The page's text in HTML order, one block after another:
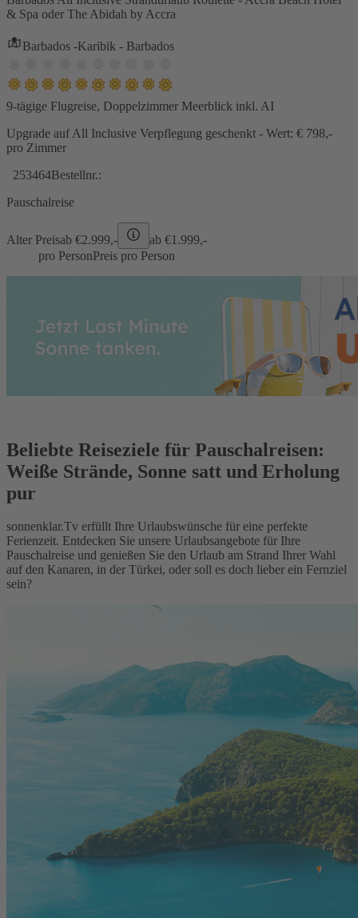
& Spa oder The Abidah by Accra
Barbados -Karibik - Barbados
9-tägige Flugreise, Doppelzimmer Meerblick inkl. AI
Upgrade auf All Inclusive Verpflegung geschenkt - Wert: € 798,-
pro Zimmer
253464Bestellnr.:
Pauschalreise
Alter Preisab €2.999,- ab €1.999,-
pro PersonPreis pro Person
Beliebte Reiseziele für Pauschalreisen:
Weiße Strände, Sonne satt und Erholung
pur
sonnenklar.Tv erfüllt Ihre Urlaubswünsche für eine perfekte
Ferienzeit. Entdecken Sie unsere Urlaubsangebote für Ihre
Pauschalreise und genießen Sie den Urlaub am Strand Ihrer Wahl
auf den Kanaren, in der Türkei, oder soll es doch lieber ein Fernziel
sein?